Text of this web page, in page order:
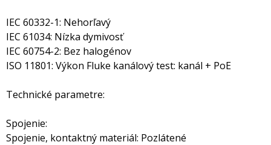
IEC 60332-1: Nehorľavý
IEC 61034: Nízka dymivosť
IEC 60754-2: Bez halogénov
ISO 11801: Výkon Fluke kanálový test: kanál + PoE
Technické parametre:
Spojenie:
Spojenie, kontaktný materiál: Pozlátené